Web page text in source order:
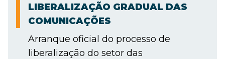
LIBERALIZAÇÃO GRADUAL DAS
COMUNICAÇÕES
Arranque oficial do processo de
liberalização do setor das